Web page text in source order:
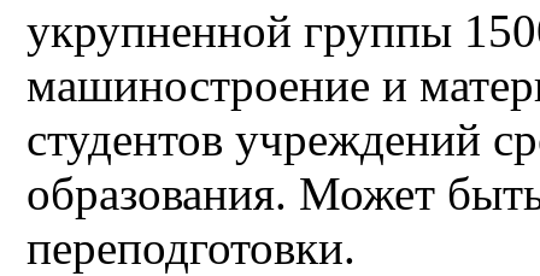
укрупненной группы
машиностроение и
студентов учреждений
образования. Может
переподготовки.